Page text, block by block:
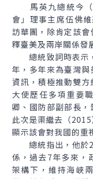
馬英九總統今（
會」理事主席伍佛
訪華團，除肯定該
釋臺美及兩岸關係發
總統致詞時表示
年，多年來為臺灣
資訊，積極推動雙
大使歷任多項重要
卿、國防部副部長，
此次是渠繼去（
顯示該會對我國的重
總統指出，他於
係，過去7年多來，
架構下，維持海峽